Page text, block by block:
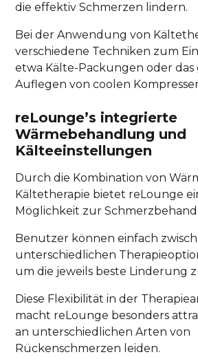
die effektiv Schmerzen lindern.
Bei der Anwendung von
verschiedene Techniken zum
etwa Kälte-Packungen oder das
Auflegen von coolen
reLounge’s integrierte
Wärmebehandlung und
Kälteeinstellungen
Durch die Kombination von
Kältetherapie bietet reLounge
Möglichkeit zur
Benutzer können einfach
unterschiedlichen
um die jeweils beste Linderung
Diese Flexibilität in der
macht reLounge besonders
an unterschiedlichen Arten von
Rückenschmerzen leiden.